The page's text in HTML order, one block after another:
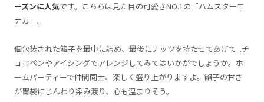
ーズンに人気です。こちらは見た目の可愛さNO.1の「ハムスターモ
ナカ」。
個包装された餡子を最中に詰め、最後にナッツを持たせてあげて...チ
ョコペンやアイシングでアレンジしてみてはいかがでしょうか。ホ
ームパーティーで仲間同士、楽しく盛り上がりますよ。餡子の甘さ
が胃袋にじんわり染み渡り、心も温まりそう。